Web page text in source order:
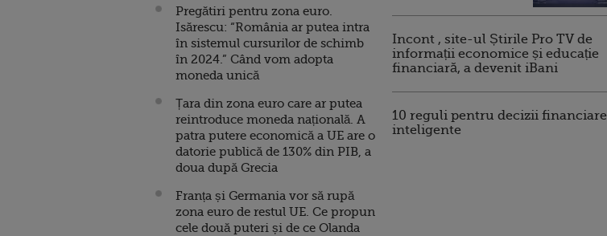
Pregătiri pentru zona euro.
Isărescu: “România ar putea intra
în sistemul cursurilor de schimb
în 2024.” Când vom adopta
moneda unică
Țara din zona euro care ar putea
reintroduce moneda națională. A
patra putere economică a UE are o
datorie publică de 130% din PIB, a
doua după Grecia
Franța și Germania vor să rupă
zona euro de restul UE. Ce propun
cele două puteri și de ce Olanda
Incont , site-ul Știrile Pro TV de
informații economice și educație
financiară, a devenit iBani
10 reguli pentru decizii financiare
inteligente